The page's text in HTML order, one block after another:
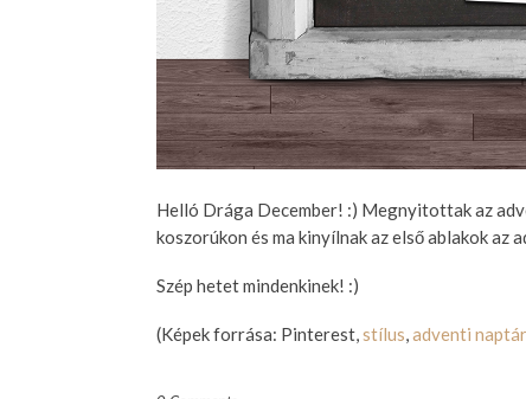
Helló Drága December! :) Megnyitottak az
koszorúkon és ma kinyílnak az első ablakok az
Szép hetet mindenkinek! :)
(Képek forrása: Pinterest,stílus,adventi naptár